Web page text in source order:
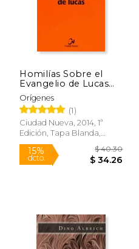
15%
dcto. $ 11.01
Homilías Sobre el
Evangelio de Lucas
(Biblioteca de
Patrística)
Orígenes
(1)
Ciudad Nueva, 2014, 1ª
Edición, Tapa Blanda,
Nuevo